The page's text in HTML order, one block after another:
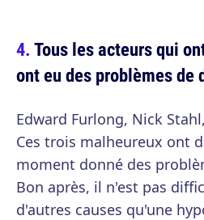
Tous les acteurs qui
ont eu des problèmes de
Edward Furlong, Nick
Ces trois malheureux ont
moment donné des
Bon après, il n'est pas
d'autres causes qu'une